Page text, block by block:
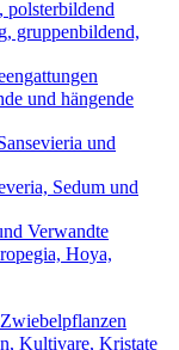
gruppenbildend,
und hängende
und
Sedum und
Verwandte
Hoya,
Kultivare, Kristate